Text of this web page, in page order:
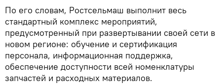
По его словам, Ростсельмаш выполнит весь
стандартный комплекс мероприятий,
предусмотренный при развертывании своей сети в
новом регионе: обучение и сертификация
персонала, информационная поддержка,
обеспечение доступности всей номенклатуры
запчастей и расходных материалов.